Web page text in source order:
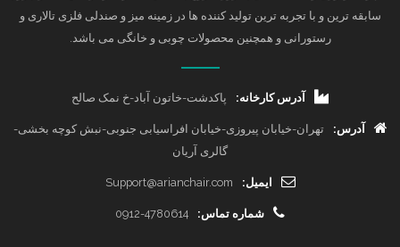
سابقه ترین و با تجربه ترین تولید کننده ها در زمینه میز و صندلی فلزی تالاری و
رستورانی و همچنین محصولات چوبی و خانگی می باشد.
آدرس کارخانه: پاکدشت-خاتون آباد-خ نمک صالح
آدرس:
تهران-خیابان پیروزی-خیابان افراسیابی جنوبی-نبش کوچه بخشی-
گالری آریان
ایمیل: Support@arianchair.com
شماره تماس: 0912-4780614